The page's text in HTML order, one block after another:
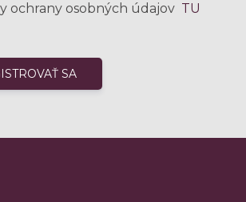
ochrany osobných údajov TU